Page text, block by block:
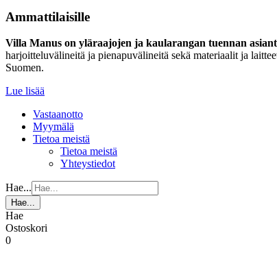
Ammattilaisille
Villa Manus on yläraajojen ja kaularangan tuennan
harjoitteluvälineitä ja pienapuvälineitä sekä materiaalit ja
Suomen.
Lue lisää
Vastaanotto
Myymälä
Tietoa meistä
Tietoa meistä
Yhteystiedot
Hae...
Hae...
Hae
Ostoskori
0